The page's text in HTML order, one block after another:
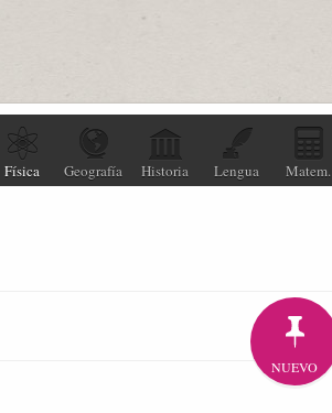
Física Geografía Historia Lengua Matem.
NUEVO